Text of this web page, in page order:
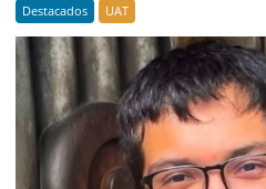
Destacados UAT